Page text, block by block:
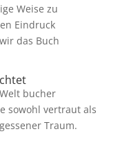
Weise zu
Eindruck
das Buch
bucher
sowohl vertraut als
Traum.